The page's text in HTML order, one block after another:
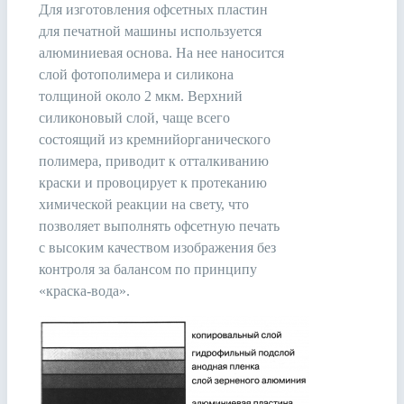
Для изготовления офсетных пластин
для печатной машины используется
алюминиевая основа. На нее наносится
слой фотополимера и силикона
толщиной около 2 мкм. Верхний
силиконовый слой, чаще всего
состоящий из кремнийорганического
полимера, приводит к отталкиванию
краски и провоцирует к протеканию
химической реакции на свету, что
позволяет выполнять офсетную печать
с высоким качеством изображения без
контроля за балансом по принципу
«краска-вода».